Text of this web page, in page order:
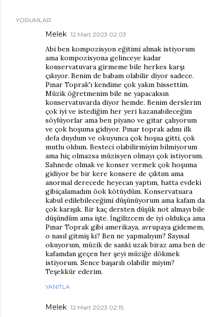
YORUMLAR
Melek 12 Mart 2023 02:03
Abi ben kompozisyon eğitimi almak istiyorum
ama kompozisyona gelinceye kadar
konservatuvara girmeme bile herkes karşı
çıkıyor. Benim de babam olabilir diyor sadece.
Pınar Toprak'ı kendime çok yakın hissettim.
Müzik öğretmenim bile ne yapacaksın
konservatuvarda diyor hemde. Benim derslerim
çok iyi ve istediğim her yeri kazanabileceğim
söylüyorlar ama ben piyano ve gitar çalıyorum
ve çok hoşuma gidiyor. Pınar toprak adını ilk
defa duydum ve okuyunca çok hoşua gitti, çok
mutlu oldum. Besteci olabilirmiyim bilmiyorum
ama hiç olmazsa müzisyen olmayı çok istiyorum.
Sahnede olmak ve konser vermek çok hoşuma
gidiyor be bir kere konsere de çıktım ama
anormal derecede heyecan yaptım, hatta evdeki
gibiçalamadım öok kötüydüm. Konservatuara
kabul edilebileceğimi düşünüyorum ama kafam da
çok karışık. Bir kaç dersten düşük not almayı bile
düşündüm ama işte. İngilizcem de iyi oldukça ama
Pınar Toprak gibi amerikaya, avrupaya gidemem,
o nasıl gitmiş ki? Ben ne yapmalıyım? Sayısal
okuyorum, müzik de sanki uzak biraz ama ben de
kafamdan geçen her şeyi müziğe dökmek
istiyorum. Sence başarılı olabilir miyim?
Teşekkür ederim.
YANITLA
Melek 12 Mart 2023 02:15